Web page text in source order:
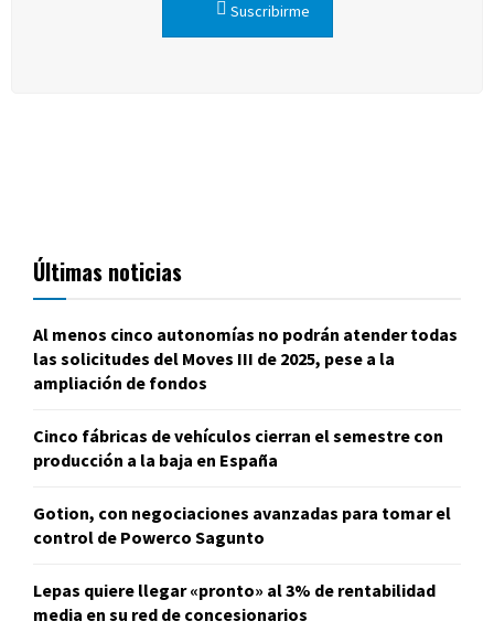
Suscribirme
Últimas noticias
Al menos cinco autonomías no podrán atender todas
las solicitudes del Moves III de 2025, pese a la
ampliación de fondos
Cinco fábricas de vehículos cierran el semestre con
producción a la baja en España
Gotion, con negociaciones avanzadas para tomar el
control de Powerco Sagunto
Lepas quiere llegar «pronto» al 3% de rentabilidad
media en su red de concesionarios